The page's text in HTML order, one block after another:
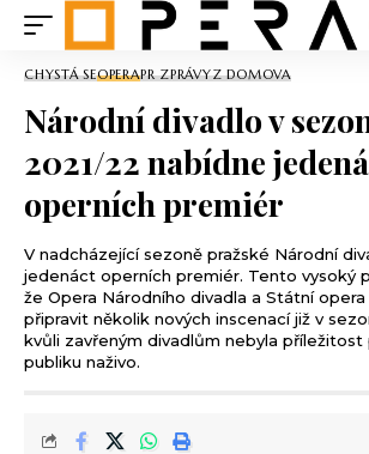
CHYSTÁ SEOPERAPR ZPRÁVYZ DOMOVA
Národní divadlo v
2021/22 nabídne
operních premiér
V nadcházející sezoně pražské Národní
jedenáct operních premiér. Tento vysoký
že Opera Národního divadla a Státní
připravit několik nových inscenací již v
kvůli zavřeným divadlům nebyla
publiku naživo.